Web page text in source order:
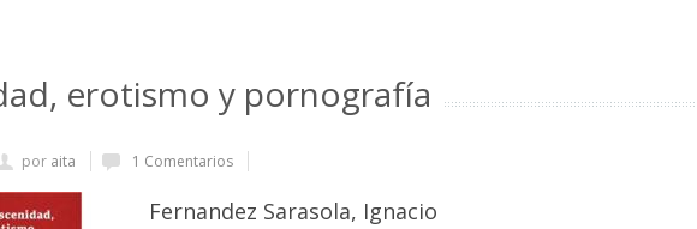
erotismo y pornografía
por aita 1 Comentarios
Fernandez Sarasola, Ignacio